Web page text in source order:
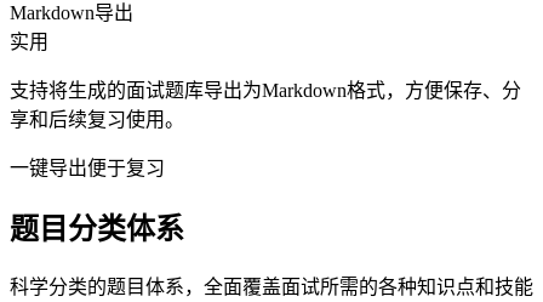
Markdown导出
实用
支持将生成的面试题库导出为Markdown格式，方便保存、分
享和后续复习使用。
一键导出便于复习
题目分类体系
科学分类的题目体系，全面覆盖面试所需的各种知识点和技能